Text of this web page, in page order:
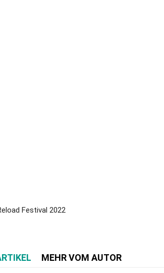
Festival 2022
MEHR VOM AUTOR